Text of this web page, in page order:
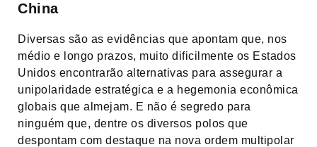
China
Diversas são as evidências que apontam que, nos
médio e longo prazos, muito dificilmente os Estados
Unidos encontrarão alternativas para assegurar a
unipolaridade estratégica e a hegemonia econômica
globais que almejam. E não é segredo para
ninguém que, dentre os diversos polos que
despontam com destaque na nova ordem multipolar